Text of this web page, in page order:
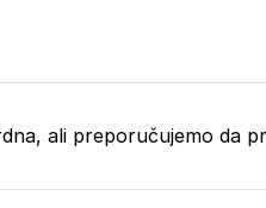
ali preporučujemo da